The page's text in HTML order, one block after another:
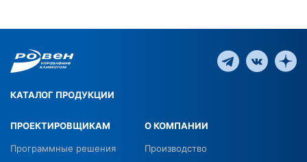
КАТАЛОГ ПРОДУКЦИИ
ПРОЕКТИРОВЩИКАМ
Программные решения
О КОМПАНИИ
Производство